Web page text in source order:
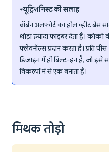
न्यूट्रिशनिस्ट की सलाह
बॉर्बन अलफोर्ट का होल व्हीट बेस
थोड़ा ज़्यादा फाइबर देता है।
फ्लेवनॉल्स प्रदान करता है। प्रति
डिज़ाइन में ही बिल्ट-इन है, जो
विकल्पों में से एक बनाता है।
मिथक तोड़ो